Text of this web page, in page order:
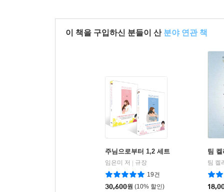
이 책을 구입하신 분들이 산 분야 연관 책
주님으로부터 1,2 세트
임은미 저
규장
19건
30,600원 (10% 할인)
팀
팀 켈